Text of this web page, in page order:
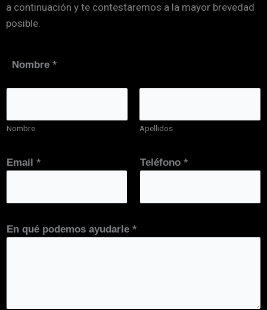
a continuación y te contestaremos a la mayor brevedad
posible.
Nombre *
Nombre Apellidos
n
y
d
Email * Teléfono *
En qué podemos ayudarle *